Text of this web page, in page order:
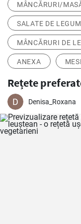
MÂNCĂRURI/
SALATE DE
MÂNCĂRURI DE
ANEXA
Rețete
Denisa_Roxana